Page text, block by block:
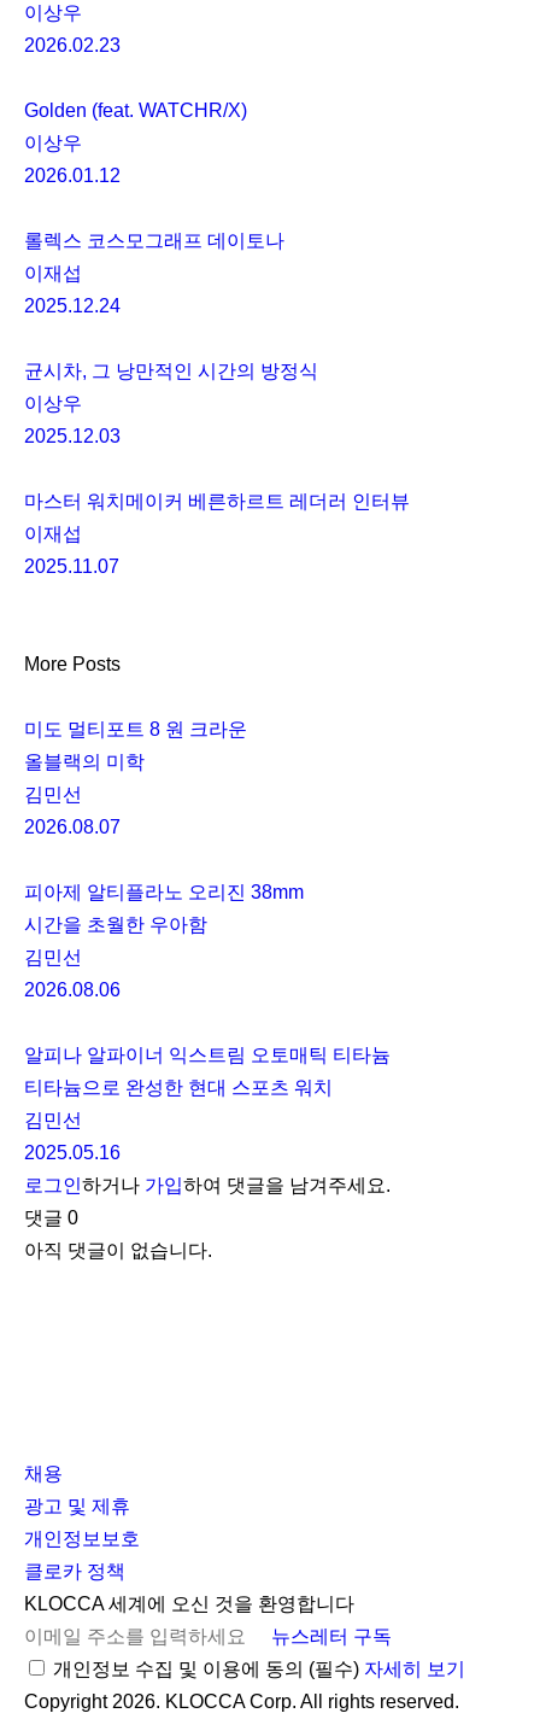
이상우
2026.02.23
Golden (feat. WATCHR/X)
이상우
2026.01.12
롤렉스 코스모그래프 데이토나
이재섭
2025.12.24
균시차, 그 낭만적인 시간의 방정식
이상우
2025.12.03
마스터 워치메이커 베른하르트 레더러 인터뷰
이재섭
2025.11.07
More Posts
미도 멀티포트 8 원 크라운
올블랙의 미학
김민선
2026.08.07
피아제 알티플라노 오리진 38mm
시간을 초월한 우아함
김민선
2026.08.06
알피나 알파이너 익스트림 오토매틱 티타늄
티타늄으로 완성한 현대 스포츠 워치
김민선
2025.05.16
로그인하거나 가입하여 댓글을 남겨주세요.
댓글 0
아직 댓글이 없습니다.
채용
광고 및 제휴
개인정보보호
클로카 정책
I
n
s
t
Y
o
u
t
K
L
O
C
KLOCCA 세계에 오신 것을 환영합니다
뉴스레터 구독
개인정보 수집 및 이용에 동의 (필수) 자세히 보기
Copyright 2026. KLOCCA Corp. All rights reserved.